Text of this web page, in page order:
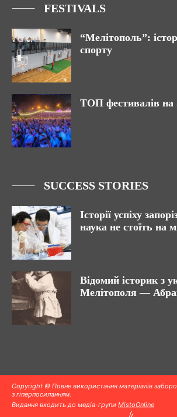
FESTIVALS
“Мелітополь”:
спорту
ТОП фестивалів на
SUCCESS STORIES
Історії успіху
наука не стоїть на
Відомий історик з
Мелітополя —
Copyright © Повне використання матеріалів
з гіперпосиланням.
Видання входить до медіа-групи MistoOnline